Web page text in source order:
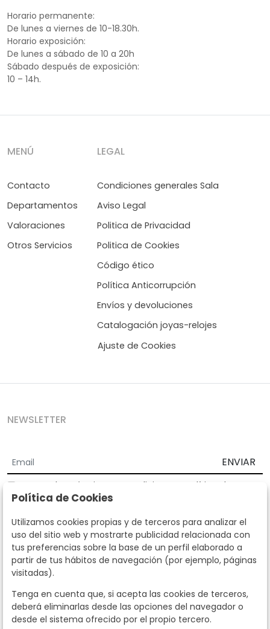
Horario permanente:
De lunes a viernes de 10-18.30h.
Horario exposición:
De lunes a sábado de 10 a 20h
Sábado después de exposición:
10 – 14h.
MENÚ
Contacto
Departamentos
Valoraciones
Otros Servicios
LEGAL
Condiciones generales Sala
Aviso Legal
Politica de Privacidad
Politica de Cookies
Código ético
Política Anticorrupción
Envíos y devoluciones
Catalogación joyas-relojes
Ajuste de Cookies
NEWSLETTER
ENVIAR
Acepto los Términos y Condiciones
Política de
privacidad
Según la LOPD y disposiciones de desarrollo, informamos que sus
datos personales serán tratados por parte de Subastas Segre con la
finalidad de gestionar la relación comercial. Puede ejercitar los
derechos de acceso, rectificación, cancelación, oposición y demás
derechos en los términos establecidos en la normativa vigente
dirigiéndote a nosotros. Asimismo, nos puede solicitar el envío de
llamando al teléfono 915159584 o enviando un e-mail a
info@subastassegre.es
Este sitio está protegido por reCAPTCHA y se aplican la
Política de Cookies
Utilizamos cookies propias y de terceros para analizar el
uso del sitio web y mostrarte publicidad relacionada con
tus preferencias sobre la base de un perfil elaborado a
partir de tus hábitos de navegación (por ejemplo, páginas
visitadas).
Tenga en cuenta que, si acepta las cookies de terceros,
deberá eliminarlas desde las opciones del navegador o
desde el sistema ofrecido por el propio tercero.